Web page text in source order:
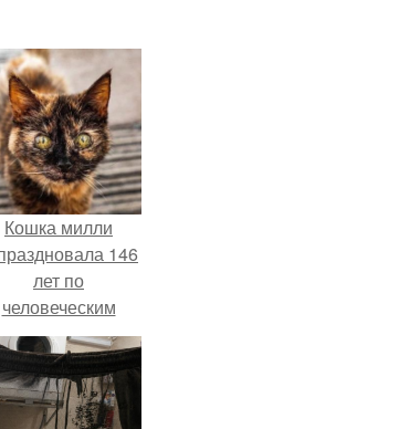
Кошка милли
146
лет по
человеческим
Меркам и
претендует на
звание самой
старой в мире.